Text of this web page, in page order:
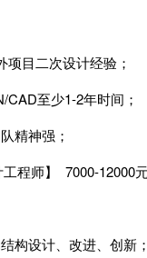
项目二次设计经验；
CAD至少1-2年时间；
精神强；
工程师】 7000-12000
构设计、改进、创新；